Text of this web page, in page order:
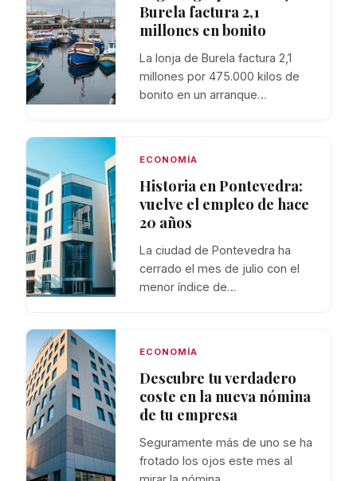
Burela factura 2,1
millones en bonito
La lonja de Burela factura 2,1
millones por 475.000 kilos de
bonito en un arranque…
ECONOMÍA
Historia en Pontevedra:
vuelve el empleo de hace
20 años
La ciudad de Pontevedra ha
cerrado el mes de julio con el
menor índice de…
ECONOMÍA
Descubre tu verdadero
coste en la nueva nómina
de tu empresa
Seguramente más de uno se ha
frotado los ojos este mes al